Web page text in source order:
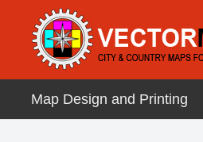
Map Design and Printing